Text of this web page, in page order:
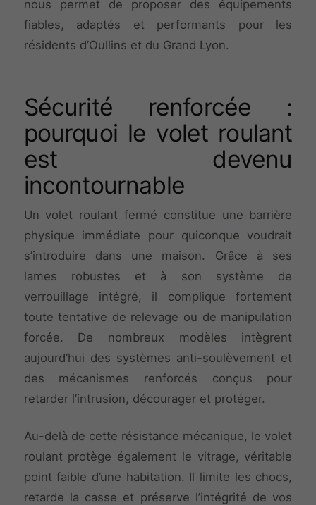
nous permet de proposer des équipements
fiables, adaptés et performants pour les
résidents d’Oullins et du Grand Lyon.
Sécurité renforcée :
pourquoi le volet roulant
est devenu
incontournable
Un volet roulant fermé constitue une barrière
physique immédiate pour quiconque voudrait
s’introduire dans une maison. Grâce à ses
lames robustes et à son système de
verrouillage intégré, il complique fortement
toute tentative de relevage ou de manipulation
forcée. De nombreux modèles intègrent
aujourd’hui des systèmes anti-soulèvement et
des mécanismes renforcés conçus pour
retarder l’intrusion, décourager et protéger.
Au-delà de cette résistance mécanique, le volet
roulant protège également le vitrage, véritable
point faible d’une habitation. Il limite les chocs,
retarde la casse et préserve l’intégrité de vos